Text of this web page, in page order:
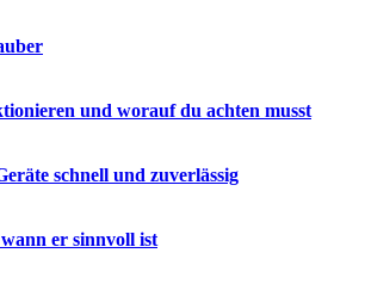
und worauf du achten musst
schnell und zuverlässig
er sinnvoll ist